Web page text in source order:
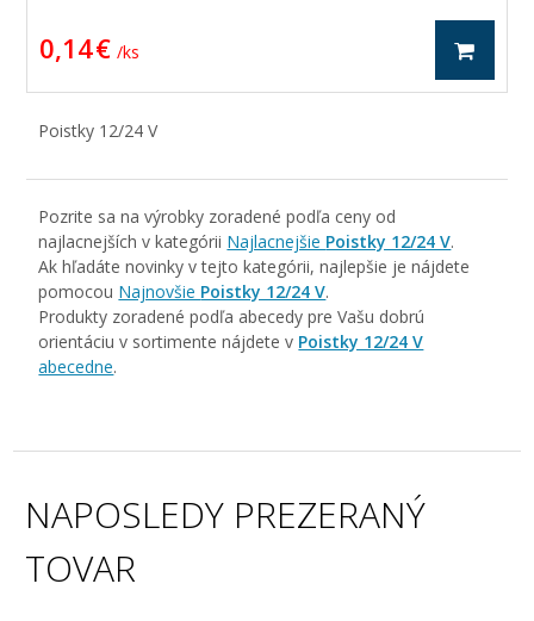
0,14 € / ks
Poistky 12/24 V
Pozrite sa na výrobky zoradené podľa ceny od
najlacnejších v kategórii Najlacnejšie Poistky 12/24 V.
Ak hľadáte novinky v tejto kategórii, najlepšie je nájdete
pomocou Najnovšie Poistky 12/24 V.
Produkty zoradené podľa abecedy pre Vašu dobrú
orientáciu v sortimente nájdete v Poistky 12/24 V
abecedne.
NAPOSLEDY PREZERANÝ
TOVAR